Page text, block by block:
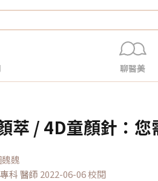
聊醫美
萃 / 4D童顏針：您
魏
科醫師 2022-06-06 校閱